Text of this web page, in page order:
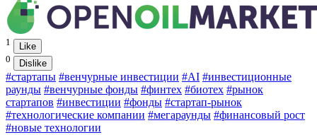
1
Like
0
Dislike
#стартапы #венчурные инвестиции #AI #инвестиционные
раунды #венчурные фонды #финтех #биотех #рынок
стартапов #инвестиции #фонды #стартап-рынок
#технологические компании #мегараунды #финансовый рост
#новые технологии